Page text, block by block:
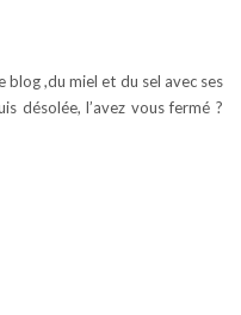
,du miel et du sel avec ses
désolée, l’avez vous fermé ?